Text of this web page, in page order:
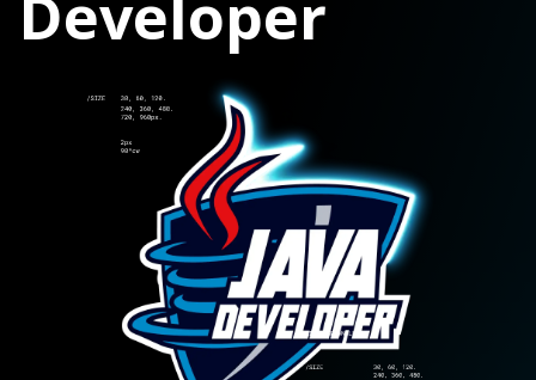
Developer